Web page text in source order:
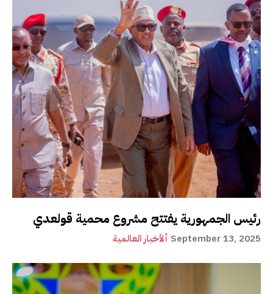
رئيس الجمهورية يفتتح مشروع محمية قولعدي
ألأخبار العالمية September 13, 2025